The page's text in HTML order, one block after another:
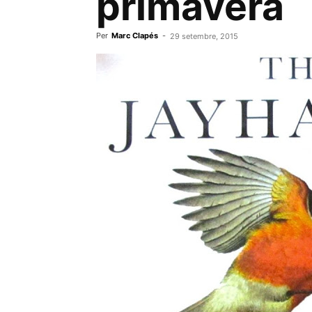
Per Marc Clapés - 29 setembre, 2015